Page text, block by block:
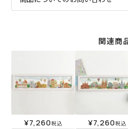
関連商
¥7,260税込 ¥7,260税込